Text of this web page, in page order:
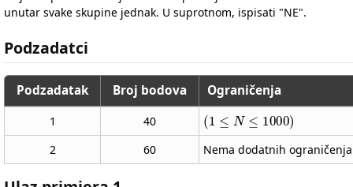
unutar svake skupine jednak. U suprotnom, ispisati "NE".
Podzadatci
Podzadatak Broj bodova Ograničenja
1 40
(1≤N≤1000)
2 60 Nema dodatnih